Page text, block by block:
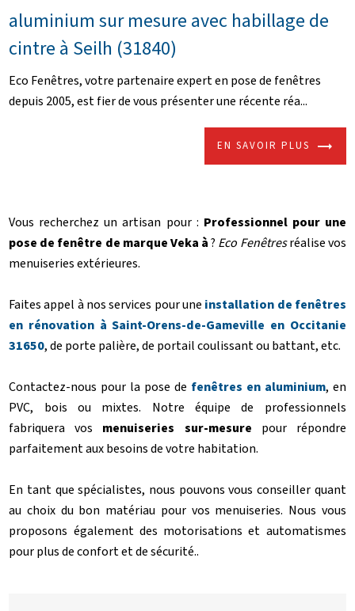
aluminium sur mesure avec habillage de
cintre à Seilh (31840)
Eco Fenêtres, votre partenaire expert en pose de fenêtres
depuis 2005, est fier de vous présenter une récente réa...
EN SAVOIR PLUS
Vous recherchez un artisan pour : Professionnel pour une
pose de fenêtre de marque Veka à? Eco Fenêtresréalise vos
menuiseries extérieures.
Faites appel à nos services pour une installation de fenêtres
en rénovation à Saint-Orens-de-Gameville en Occitanie
31650, de porte palière, de portail coulissant ou battant, etc.
Contactez-nous pour la pose de fenêtres en aluminium, en
PVC, bois ou mixtes. Notre équipe de professionnels
fabriquera vos menuiseries sur-mesure pour répondre
parfaitement aux besoins de votre habitation.
En tant que spécialistes, nous pouvons vous conseiller quant
au choix du bon matériau pour vos menuiseries. Nous vous
proposons également des motorisations et automatismes
pour plus de confort et de sécurité..